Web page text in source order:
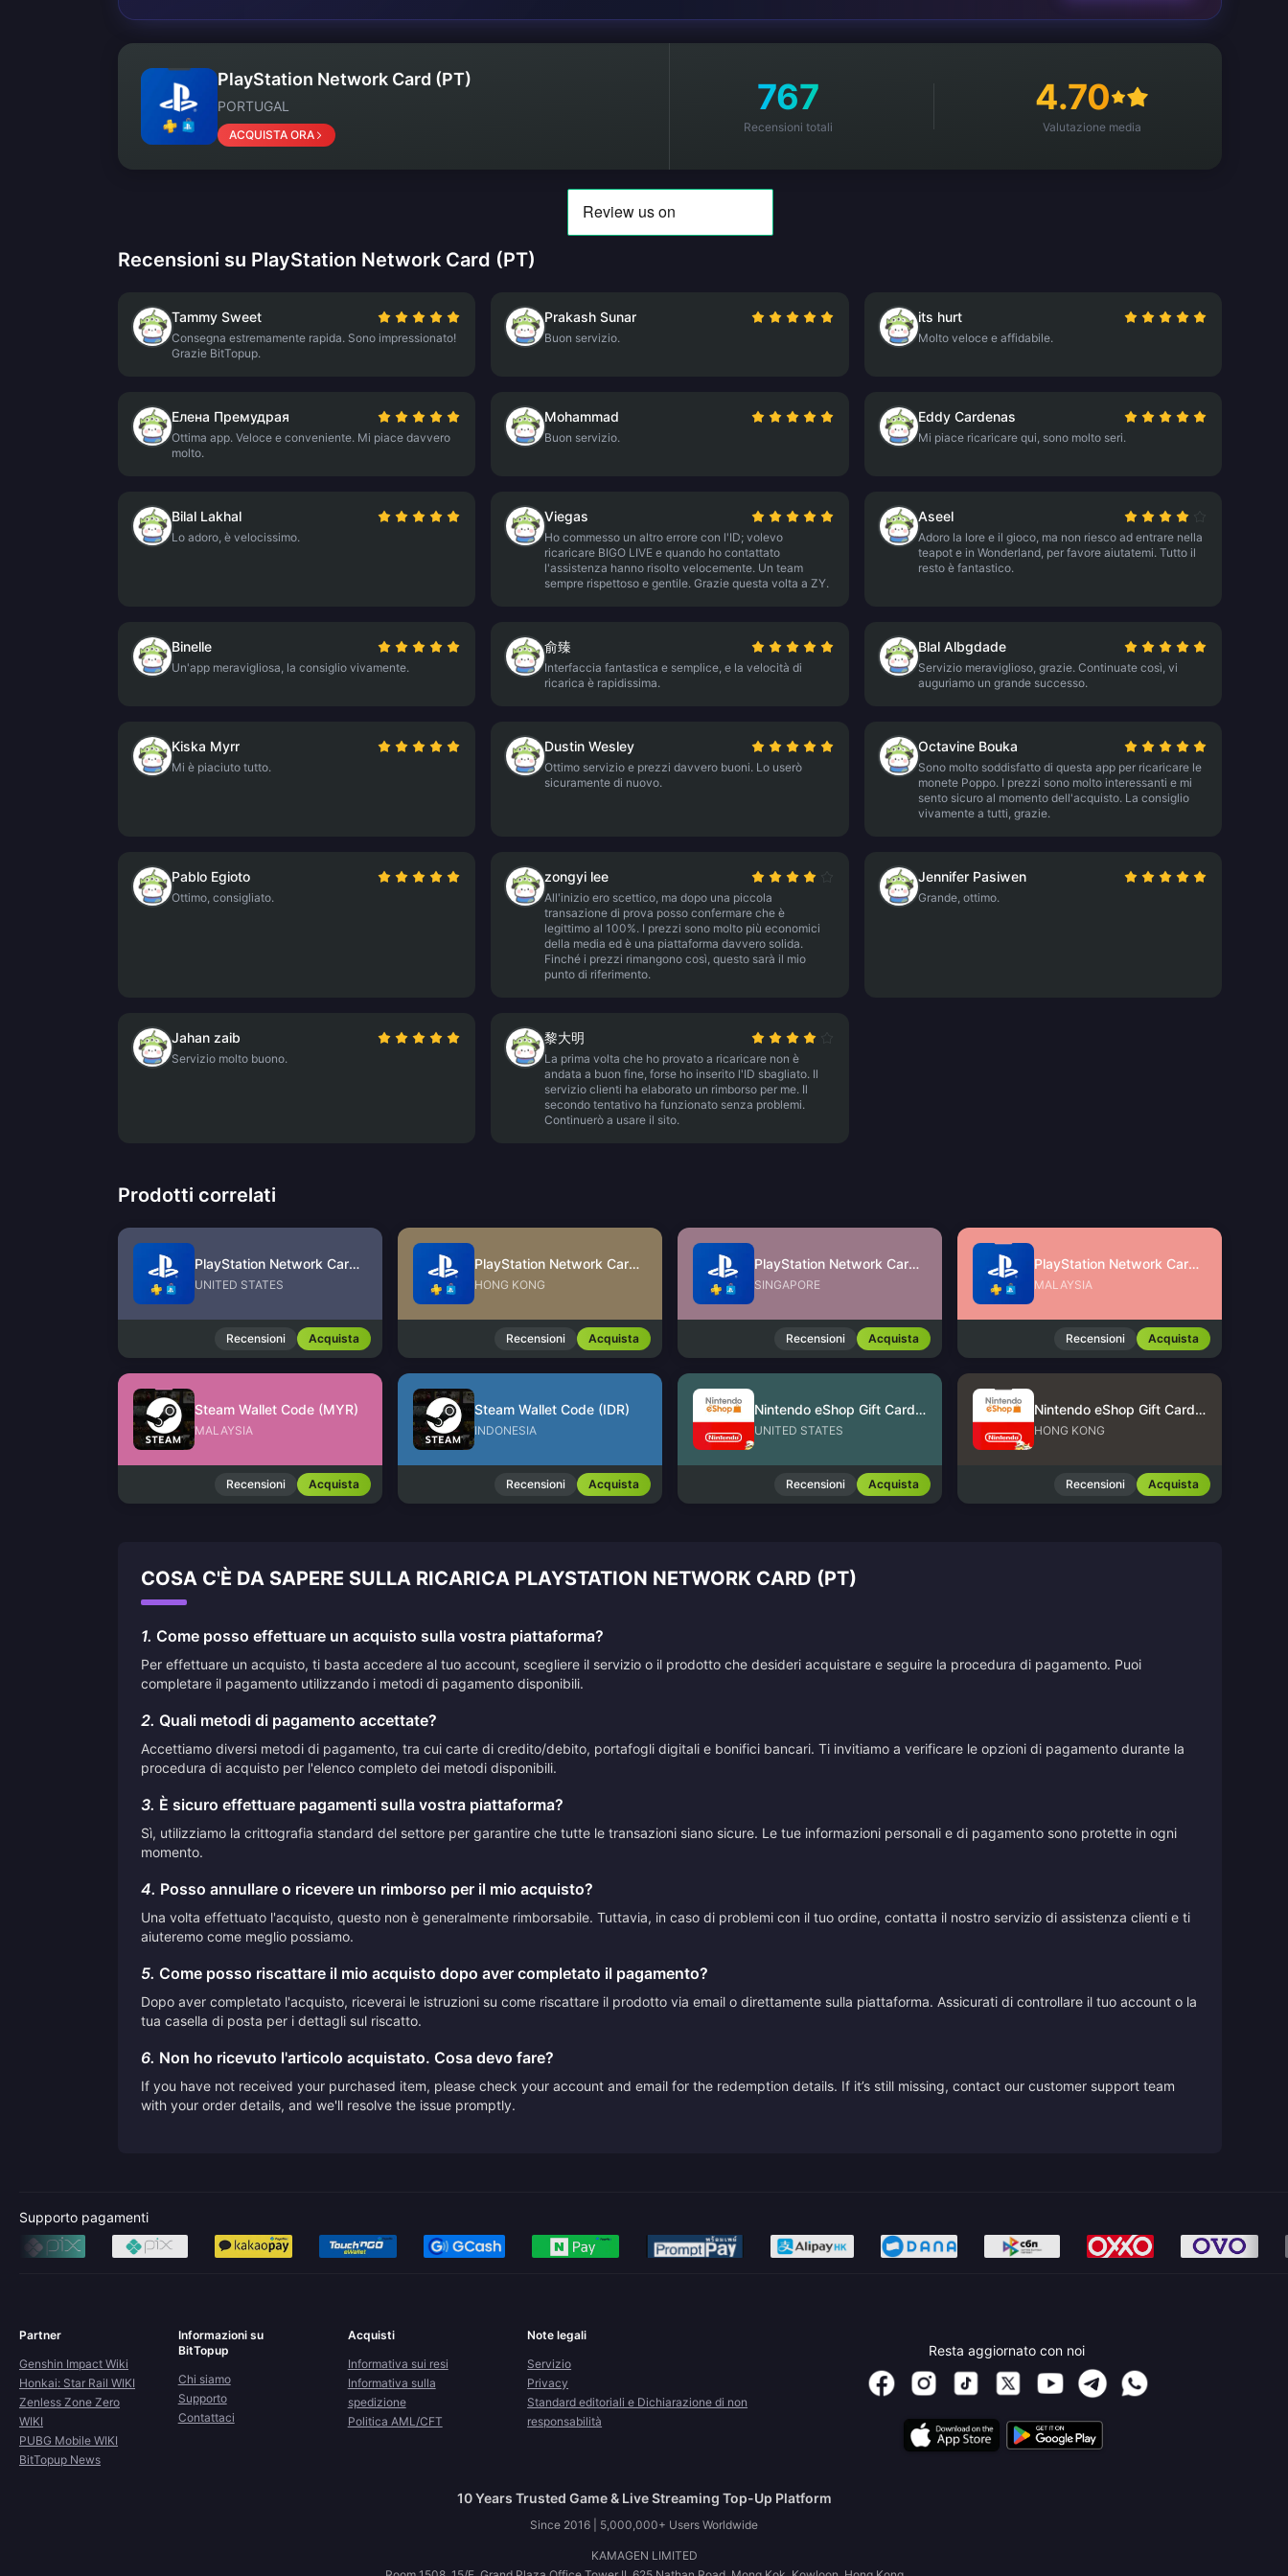
PlayStation Network Card (PT)
PORTUGAL
ACQUISTA ORA
767
Recensioni totali
4.70
Valutazione media
Recensioni su PlayStation Network Card (PT)
Tammy Sweet
Consegna estremamente rapida. Sono impressionato!
Grazie BitTopup.
Prakash Sunar
Buon servizio.
its hurt
Molto veloce e affidabile.
Елена Премудрая
Ottima app. Veloce e conveniente. Mi piace davvero
molto.
Mohammad
Buon servizio.
Eddy Cardenas
Mi piace ricaricare qui, sono molto seri.
Bilal Lakhal
Lo adoro, è velocissimo.
Viegas
Ho commesso un altro errore con l'ID; volevo
ricaricare BIGO LIVE e quando ho contattato
l'assistenza hanno risolto velocemente. Un team
sempre rispettoso e gentile. Grazie questa volta a ZY.
Aseel
Adoro la lore e il gioco, ma non riesco ad entrare nella
teapot e in Wonderland, per favore aiutatemi. Tutto il
resto è fantastico.
Binelle
Un'app meravigliosa, la consiglio vivamente.
俞臻
Interfaccia fantastica e semplice, e la velocità di
ricarica è rapidissima.
Blal Albgdade
Servizio meraviglioso, grazie. Continuate così, vi
auguriamo un grande successo.
Kiska Myrr
Mi è piaciuto tutto.
Dustin Wesley
Ottimo servizio e prezzi davvero buoni. Lo userò
sicuramente di nuovo.
Octavine Bouka
Sono molto soddisfatto di questa app per ricaricare le
monete Poppo. I prezzi sono molto interessanti e mi
sento sicuro al momento dell'acquisto. La consiglio
vivamente a tutti, grazie.
Pablo Egioto
Ottimo, consigliato.
zongyi lee
All'inizio ero scettico, ma dopo una piccola
transazione di prova posso confermare che è
legittimo al 100%. I prezzi sono molto più economici
della media ed è una piattaforma davvero solida.
Finché i prezzi rimangono così, questo sarà il mio
punto di riferimento.
Jennifer Pasiwen
Grande, ottimo.
Jahan zaib
Servizio molto buono.
黎大明
La prima volta che ho provato a ricaricare non è
andata a buon fine, forse ho inserito l'ID sbagliato. Il
servizio clienti ha elaborato un rimborso per me. Il
secondo tentativo ha funzionato senza problemi.
Continuerò a usare il sito.
Prodotti correlati
PlayStation Network Card (US)
UNITED STATES
Recensioni Acquista
PlayStation Network Card (HK)
HONG KONG
Recensioni Acquista
PlayStation Network Card (SG)
SINGAPORE
Recensioni Acquista
PlayStation Network Card (MY)
MALAYSIA
Recensioni Acquista
Steam Wallet Code (MYR)
MALAYSIA
Recensioni Acquista
Steam Wallet Code (IDR)
INDONESIA
Recensioni Acquista
Nintendo eShop Gift Card (US)
UNITED STATES
Recensioni Acquista
Nintendo eShop Gift Card (HK)
HONG KONG
Recensioni Acquista
COSA C'È DA SAPERE SULLA RICARICA PLAYSTATION NETWORK CARD (PT)
1. Come posso effettuare un acquisto sulla vostra piattaforma?
Per effettuare un acquisto, ti basta accedere al tuo account, scegliere il servizio o il prodotto che desideri acquistare e seguire la procedura di pagamento. Puoi
completare il pagamento utilizzando i metodi di pagamento disponibili.
2. Quali metodi di pagamento accettate?
Accettiamo diversi metodi di pagamento, tra cui carte di credito/debito, portafogli digitali e bonifici bancari. Ti invitiamo a verificare le opzioni di pagamento durante la
procedura di acquisto per l'elenco completo dei metodi disponibili.
3. È sicuro effettuare pagamenti sulla vostra piattaforma?
Sì, utilizziamo la crittografia standard del settore per garantire che tutte le transazioni siano sicure. Le tue informazioni personali e di pagamento sono protette in ogni
momento.
4. Posso annullare o ricevere un rimborso per il mio acquisto?
Una volta effettuato l'acquisto, questo non è generalmente rimborsabile. Tuttavia, in caso di problemi con il tuo ordine, contatta il nostro servizio di assistenza clienti e ti
aiuteremo come meglio possiamo.
5. Come posso riscattare il mio acquisto dopo aver completato il pagamento?
Dopo aver completato l'acquisto, riceverai le istruzioni su come riscattare il prodotto via email o direttamente sulla piattaforma. Assicurati di controllare il tuo account o la
tua casella di posta per i dettagli sul riscatto.
6. Non ho ricevuto l'articolo acquistato. Cosa devo fare?
If you have not received your purchased item, please check your account and email for the redemption details. If it’s still missing, contact our customer support team
with your order details, and we'll resolve the issue promptly.
Supporto pagamenti
Partner
Genshin Impact Wiki
Honkai: Star Rail WIKI
Zenless Zone Zero
WIKI
PUBG Mobile WIKI
BitTopup News
Informazioni su
BitTopup
Chi siamo
Supporto
Contattaci
Acquisti
Informativa sui resi
Informativa sulla
spedizione
Politica AML/CFT
Note legali
Servizio
Privacy
Standard editoriali e Dichiarazione di non
responsabilità
Resta aggiornato con noi
10 Years Trusted Game & Live Streaming Top-Up Platform
Since 2016 | 5,000,000+ Users Worldwide
KAMAGEN LIMITED